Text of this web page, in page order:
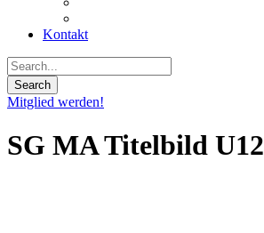
Kontakt
Mitglied werden!
SG MA Titelbild U12